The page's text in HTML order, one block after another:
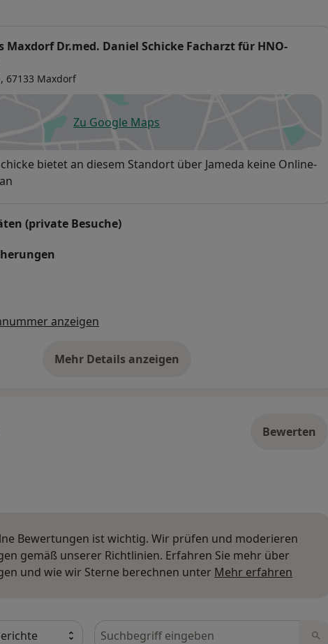
Maxdorf Dr.med. Daniel Schicke Facharzt für HNO-
67133 Maxdorf
Zu Google Mapsöffnet in einer neuen Registerkarte
bietet an diesem Standort über Jameda keine Online-
(private Besuche)
anzeigen
Mehr Details anzeigen
über die Adresse
Bewerten
Bewertungen ist wichtig. Wir prüfen und moderieren
gemäß unserer Richtlinien. Erfahren Sie mehr über
und wie wir Sterne berechnen unter Mehr erfahren
Bewertungen durchsuchen